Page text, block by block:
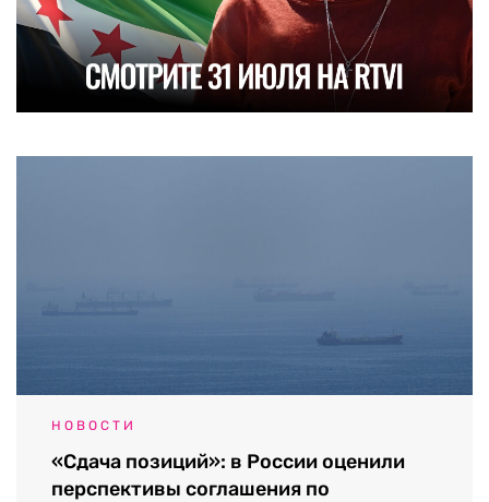
НОВОСТИ
«Сдача позиций»: в России оценили
перспективы соглашения по